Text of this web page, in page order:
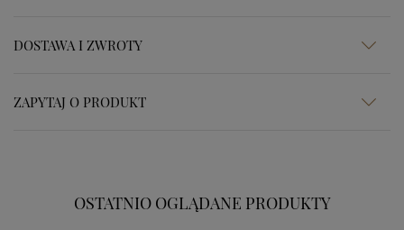
DOSTAWA I ZWROTY
ZAPYTAJ O PRODUKT
OSTATNIO OGLĄDANE PRODUKTY